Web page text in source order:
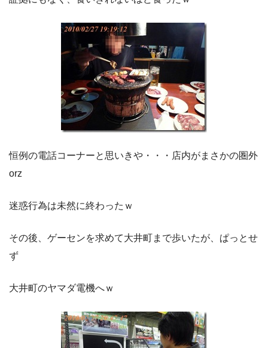
恒例の電話コーナーと思いきや・・・店内がまさかの圏外
orz
迷惑行為は未然に終わったｗ
その後、ゲーセンを求めて大井町まで歩いたが、ぱっとせ
ず
大井町のヤマダ電機へｗ